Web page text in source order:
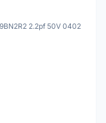
2.2pf 50V 0402